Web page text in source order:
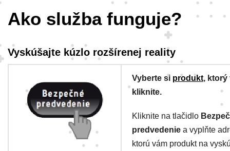
Ako služba funguje?
Vyskúšajte kúzlo rozšírenej reality
Vyberte si produkt, ktorý
kliknite.
Kliknite na tlačidlo
predvedenie a vyplňte
ktorú vám produkt na